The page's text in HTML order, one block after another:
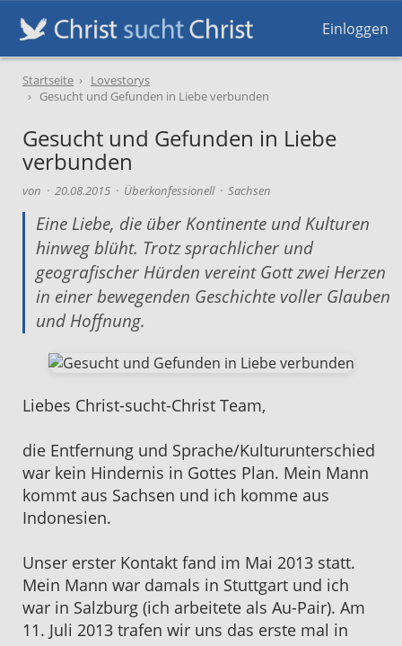
Einloggen
Startseite
Lovestorys
Gesucht und Gefunden in Liebe verbunden
Gesucht und Gefunden in Liebe
verbunden
von · 20.08.2015 · Überkonfessionell · Sachsen
Eine Liebe, die über Kontinente und Kulturen
hinweg blüht. Trotz sprachlicher und
geografischer Hürden vereint Gott zwei Herzen
in einer bewegenden Geschichte voller Glauben
und Hoffnung.
Liebes Christ-sucht-Christ Team,
die Entfernung und Sprache/Kulturunterschied
war kein Hindernis in Gottes Plan. Mein Mann
kommt aus Sachsen und ich komme aus
Indonesien.
Unser erster Kontakt fand im Mai 2013 statt.
Mein Mann war damals in Stuttgart und ich
war in Salzburg (ich arbeitete als Au-Pair). Am
11. Juli 2013 trafen wir uns das erste mal in